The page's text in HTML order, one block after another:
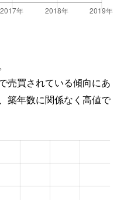
売買されている傾向にあ
築年数に関係なく高値で